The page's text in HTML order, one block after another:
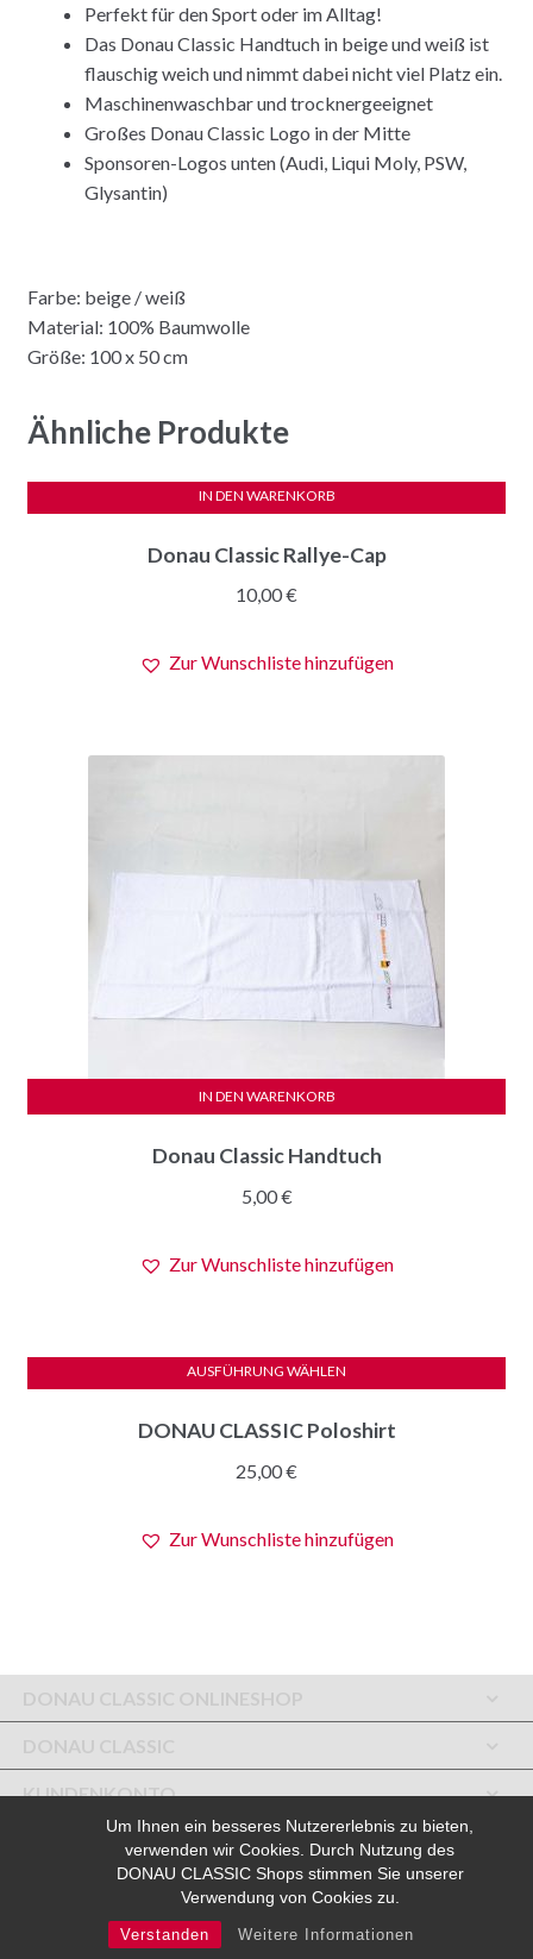
Um Ihnen ein besseres Nutzererlebnis zu bieten,
verwenden wir Cookies. Durch Nutzung des
DONAU CLASSIC Shops stimmen Sie unserer
Verwendung von Cookies zu.
Verstanden Weitere Informationen
Perfekt für den Sport oder im Alltag!
Das Donau Classic Handtuch in beige und weiß ist
flauschig weich und nimmt dabei nicht viel Platz ein.
Maschinenwaschbar und trocknergeeignet
Großes Donau Classic Logo in der Mitte
Sponsoren-Logos unten (Audi, Liqui Moly, PSW,
Glysantin)
Farbe: beige / weiß
Material: 100% Baumwolle
Größe: 100 x 50 cm
Ähnliche Produkte
Donau Classic Rallye-Cap
10,00€
Zur Wunschliste hinzufügen
IN DEN WARENKORB
Donau Classic Handtuch
5,00€
Zur Wunschliste hinzufügen
IN DEN WARENKORB
DONAU CLASSIC Poloshirt
25,00€
Zur Wunschliste hinzufügen
AUSFÜHRUNG WÄHLEN
Produkt
weist
auf.
Produktseite
KUNDENKONTO
KUNDENKONTO